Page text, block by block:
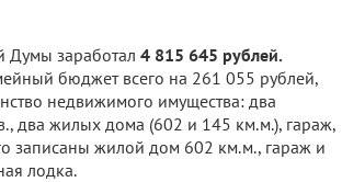
Думы заработал 4 815 645 рублей.
бюджет всего на 261 055 рублей,
недвижимого имущества: два
два жилых дома (602 и 145 км.м.), гараж,
записаны жилой дом 602 км.м., гараж и
лодка.